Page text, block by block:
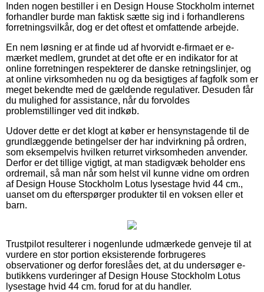
Inden nogen bestiller i en Design House Stockholm internet
forhandler burde man faktisk sætte sig ind i forhandlerens
forretningsvilkår, dog er det oftest et omfattende arbejde.
En nem løsning er at finde ud af hvorvidt e-firmaet er e-
mærket medlem, grundet at det ofte er en indikator for at
online forretningen respekterer de danske retningslinjer, og
at online virksomheden nu og da besigtiges af fagfolk som er
meget bekendte med de gældende regulativer. Desuden får
du mulighed for assistance, når du forvoldes
problemstillinger ved dit indkøb.
Udover dette er det klogt at køber er hensynstagende til de
grundlæggende betingelser der har indvirkning på ordren,
som eksempelvis hvilken returret virksomheden anvender.
Derfor er det tillige vigtigt, at man stadigvæk beholder ens
ordremail, så man når som helst vil kunne vidne om ordren
af Design House Stockholm Lotus lysestage hvid 44 cm.,
uanset om du efterspørger produkter til en voksen eller et
barn.
Trustpilot resulterer i nogenlunde udmærkede genveje til at
vurdere en stor portion eksisterende forbrugeres
observationer og derfor foreslåes det, at du undersøger e-
butikkens vurderinger af Design House Stockholm Lotus
lysestage hvid 44 cm. forud for at du handler.